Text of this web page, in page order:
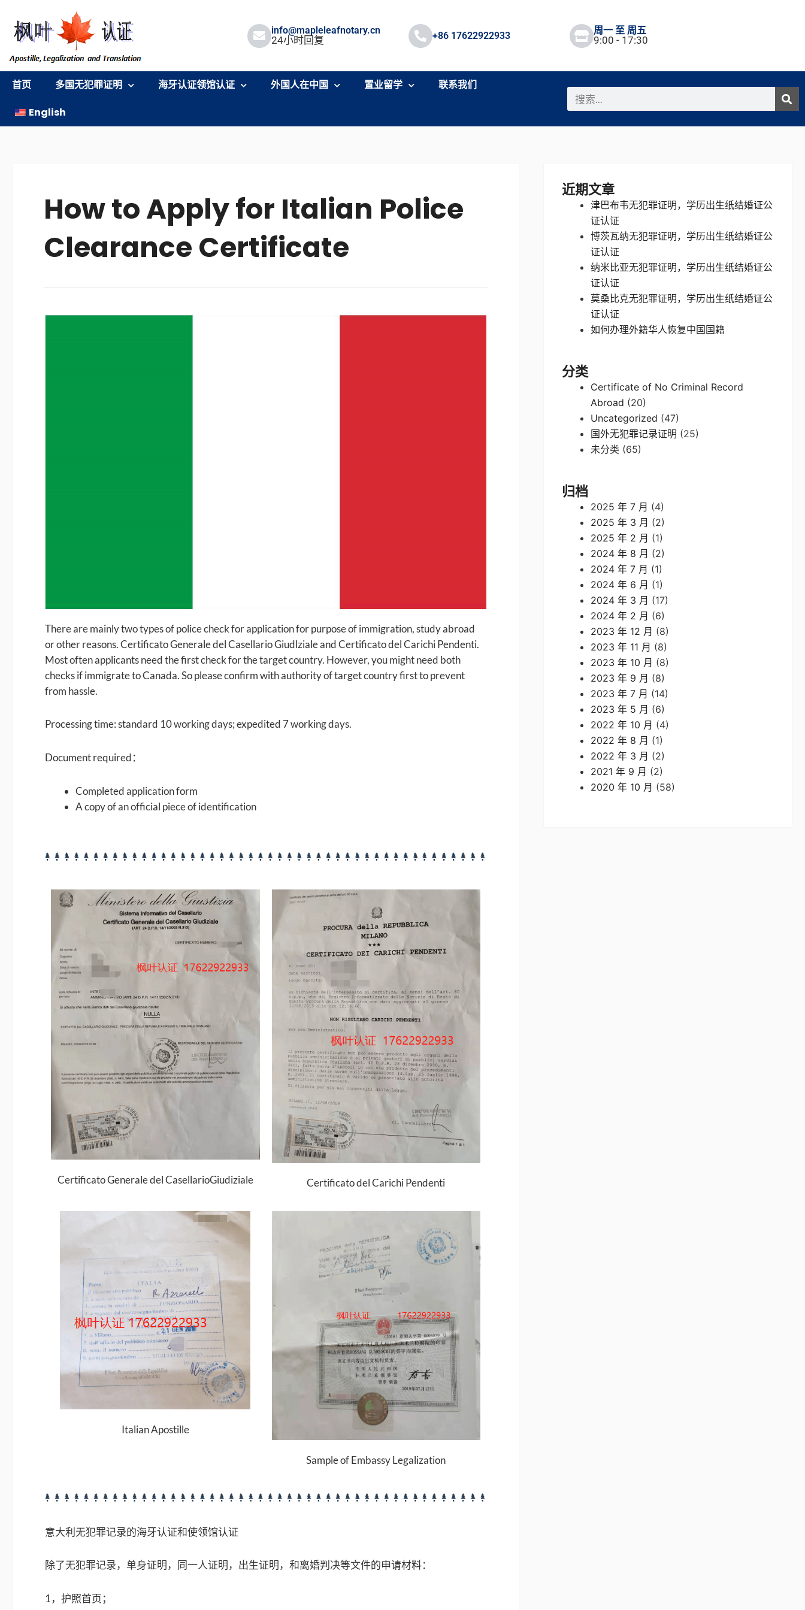
info@mapleleafnotary.cn
24小时回复 +86 17622922933 周一 至 周五
9:00 - 17:30
首页 多国无犯罪证明 海牙认证领馆认证 外国人在中国 置业留学
联系我们
English
搜
索
How to Apply for Italian Police
Clearance Certificate
There are mainly two types of police check for application for purpose of immigration, study abroad
or other reasons. Certificato Generale del Casellario Giudlziale and Certificato del Carichi Pendenti.
Most often applicants need the first check for the target country. However, you might need both
checks if immigrate to Canada. So please confirm with authority of target country first to prevent
from hassle.
Processing time: standard 10 working days; expedited 7 working days.
Document required：
Completed application form
A copy of an official piece of identification
Certificato Generale del CasellarioGiudiziale Certificato del Carichi Pendenti
Italian Apostille
Sample of Embassy Legalization
意大利无犯罪记录的海牙认证和使领馆认证
除了无犯罪记录，单身证明，同一人证明，出生证明，和离婚判决等文件的申请材料：
1，护照首页；
近期文章
津巴布韦无犯罪证明，学历出生纸结婚证公
证认证
博茨瓦纳无犯罪证明，学历出生纸结婚证公
证认证
纳米比亚无犯罪证明，学历出生纸结婚证公
证认证
莫桑比克无犯罪证明，学历出生纸结婚证公
证认证
如何办理外籍华人恢复中国国籍
分类
Certificate of No Criminal Record
Abroad (20)
Uncategorized (47)
国外无犯罪记录证明 (25)
未分类 (65)
归档
2025 年 7 月 (4)
2025 年 3 月 (2)
2025 年 2 月 (1)
2024 年 8 月 (2)
2024 年 7 月 (1)
2024 年 6 月 (1)
2024 年 3 月 (17)
2024 年 2 月 (6)
2023 年 12 月 (8)
2023 年 11 月 (8)
2023 年 10 月 (8)
2023 年 9 月 (8)
2023 年 7 月 (14)
2023 年 5 月 (6)
2022 年 10 月 (4)
2022 年 8 月 (1)
2022 年 3 月 (2)
2021 年 9 月 (2)
2020 年 10 月 (58)